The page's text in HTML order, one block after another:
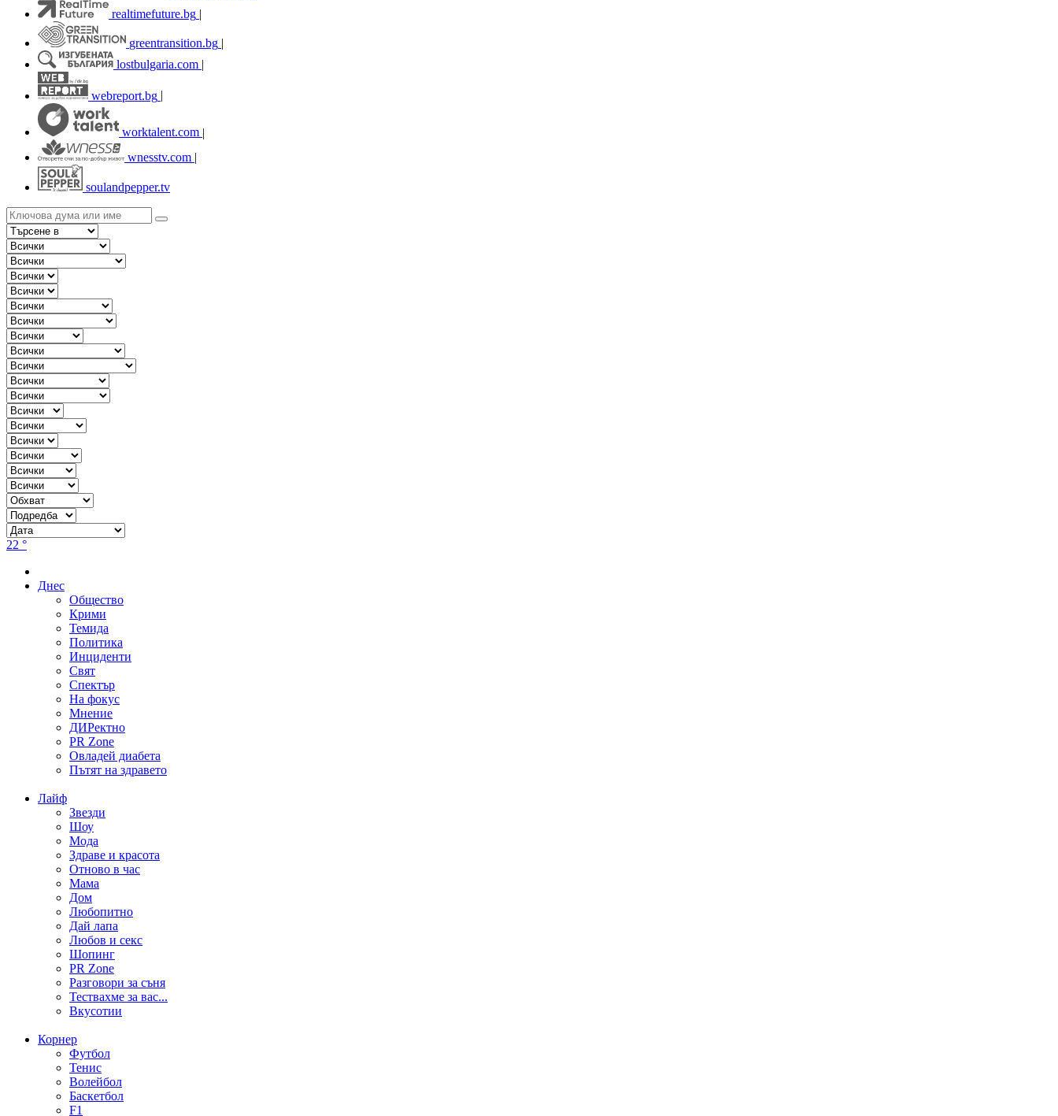
realtimefuture.bg |
greentransition.bg |
lostbulgaria.com |
webreport.bg
worktalent.com |
wnesstv.com |
soulandpepper.tv
22 °
Днес
Общество
Крими
Темида
Политика
Инциденти
Свят
Спектър
На фокус
Мнение
ДИРектно
PR Zone
Овладей диабета
Пътят на здравето
Лайф
Звезди
Шоу
Мода
Здраве и красота
Отново в час
Мама
Дом
Любопитно
Дай лапа
Любов и секс
Шопинг
PR Zone
Разговори за съня
Тествахме за вас...
Вкусотии
Корнер
Футбол
Тенис
Волейбол
Баскетбол
F1